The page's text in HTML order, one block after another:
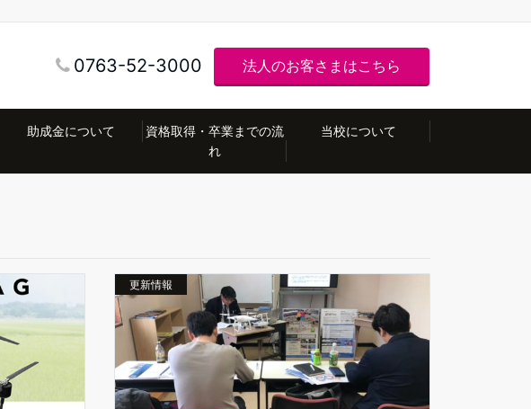
0763-52-3000 法人のお客さまはこちら
助成金について
資格取得・卒業までの流
れ
当校について
更新情報